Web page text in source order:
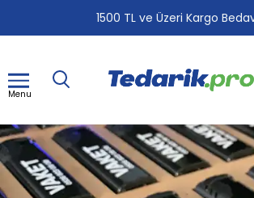
1500 TL ve Üzeri Kargo
1 2
Menu